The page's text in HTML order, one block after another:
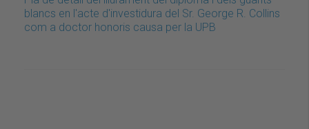
blancs en l'acte d'investidura del Sr. George R. Collins
com a doctor honoris causa per la UPB